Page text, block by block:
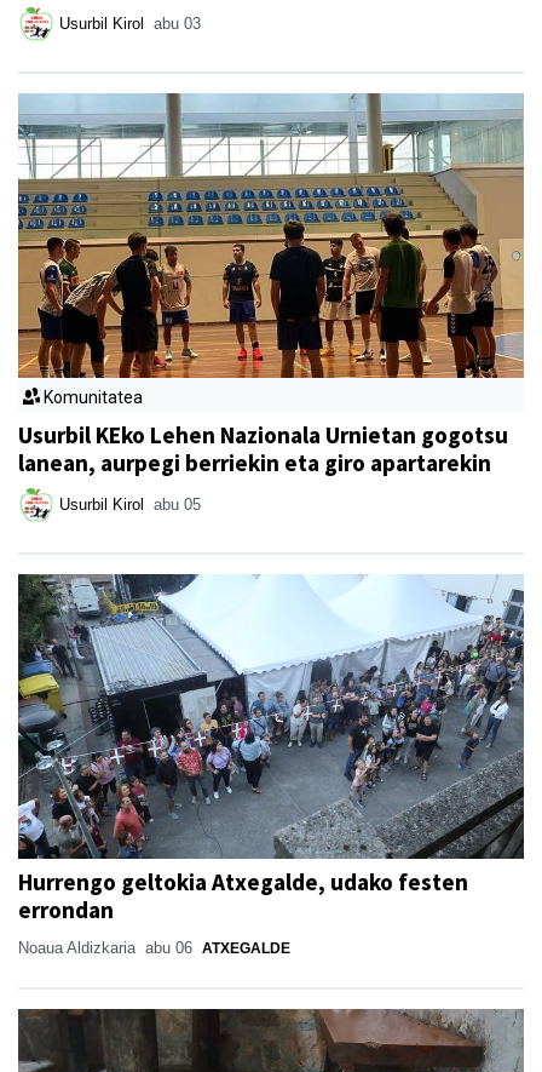
Usurbil Kirol abu 03
Komunitatea
Usurbil KEko Lehen Nazionala Urnietan gogotsu
lanean, aurpegi berriekin eta giro apartarekin
Usurbil Kirol abu 05
Hurrengo geltokia Atxegalde, udako festen
errondan
Noaua Aldizkaria abu 06 ATXEGALDE